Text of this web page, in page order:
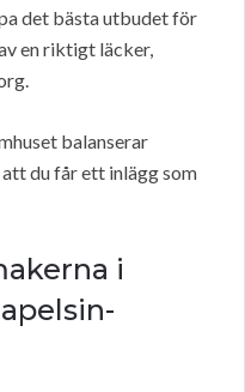
det bästa utbudet för
en riktigt läcker,
balanserar
du får ett inlägg som
i